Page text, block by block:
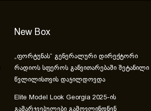
New Box
„ფორტუნას“ გენერალური დირექტორი
რადიოს სფეროს განვითარებაში შეტანილი
წვლილისთვის დაჯილდოვდა
Elite Model Look Georgia 2025-ის
გამარჯვებულები გამოვლინდნენ